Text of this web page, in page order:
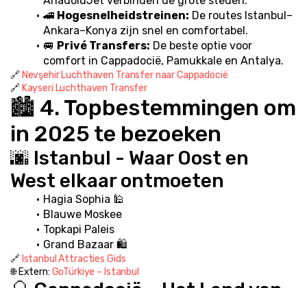
🚄 Hogesnelheidstreinen: De routes Istanbul–
Ankara–Konya zijn snel en comfortabel.
🚐 Privé Transfers: De beste optie voor
comfort in Cappadocië, Pamukkale en Antalya.
🔗 Nevşehir Luchthaven Transfer naar Cappadocië
🔗 Kayseri Luchthaven Transfer
🏙️ 4. Topbestemmingen om
in 2025 te bezoeken
🌆 Istanbul - Waar Oost en
West elkaar ontmoeten
Hagia Sophia 🕌
Blauwe Moskee
Topkapi Paleis
Grand Bazaar 🛍️
🔗 Istanbul Attracties Gids
🌐 Extern: GoTürkiye – Istanbul